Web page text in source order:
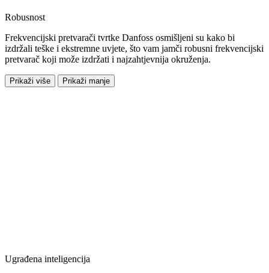
Robusnost
Frekvencijski pretvarači tvrtke Danfoss osmišljeni su kako bi
izdržali teške i ekstremne uvjete, što vam jamči robusni frekvencijski
pretvarač koji može izdržati i najzahtjevnija okruženja.
Prikaži više Prikaži manje
Ugrađena inteligencija